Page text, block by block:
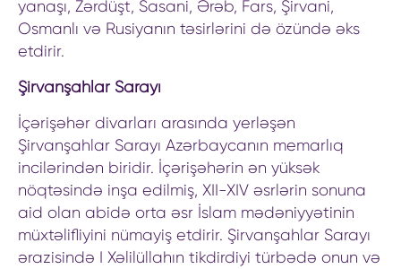
yanaşı, Zərdüşt, Sasani, Ərəb, Fars, Şirvani,
Osmanlı və Rusiyanın təsirlərini də özündə əks
etdirir.
Şirvanşahlar Sarayı
İçərişəhər divarları arasında yerləşən
Şirvanşahlar Sarayı Azərbaycanın memarlıq
incilərindən biridir. İçərişəhərin ən yüksək
nöqtəsində inşa edilmiş, XII-XIV əsrlərin sonuna
aid olan abidə orta əsr İslam mədəniyyətinin
müxtəlifliyini nümayiş etdirir. Şirvanşahlar Sarayı
ərazisində I Xəlilüllahın tikdirdiyi türbədə onun və